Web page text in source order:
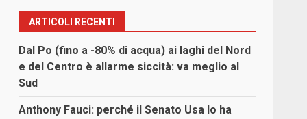
ARTICOLI RECENTI
Dal Po (fino a -80% di acqua) ai laghi del Nord
e del Centro è allarme siccità: va meglio al
Sud
Anthony Fauci: perché il Senato Usa lo ha